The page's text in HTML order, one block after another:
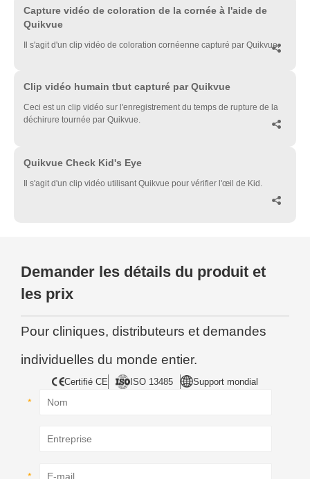
▶
Capture vidéo de coloration de la cornée à l'aide de
Quikvue
Il s'agit d'un clip vidéo de coloration cornéenne capturé par Quikvue.

▶
Clip vidéo humain tbut capturé par Quikvue
Ceci est un clip vidéo sur l'enregistrement du temps de rupture de la
déchirure tournée par Quikvue.

▶
Quikvue Check Kid's Eye
Il s'agit d'un clip vidéo utilisant Quikvue pour vérifier l'œil de Kid.

Demander les détails du produit et
les prix
Pour cliniques, distributeurs et demandes
individuelles du monde entier.
Certifié CE ISO 13485 Support mondial